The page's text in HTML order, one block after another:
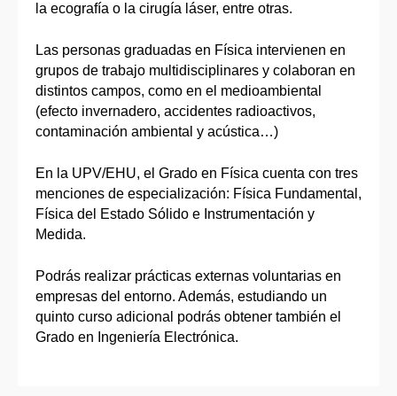
la ecografía o la cirugía láser, entre otras.
Las personas graduadas en Física intervienen en
grupos de trabajo multidisciplinares y colaboran en
distintos campos, como en el medioambiental
(efecto invernadero, accidentes radioactivos,
contaminación ambiental y acústica…)
En la UPV/EHU, el Grado en Física cuenta con tres
menciones de especialización: Física Fundamental,
Física del Estado Sólido e Instrumentación y
Medida.
Podrás realizar prácticas externas voluntarias en
empresas del entorno. Además, estudiando un
quinto curso adicional podrás obtener también el
Grado en Ingeniería Electrónica.